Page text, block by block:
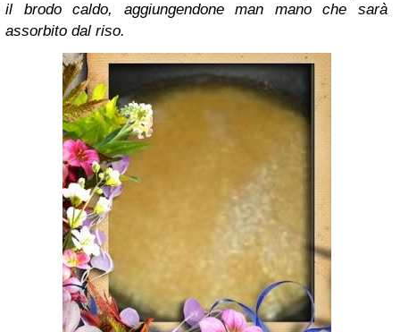
il brodo caldo, aggiungendone man mano che sarà
assorbito dal riso.